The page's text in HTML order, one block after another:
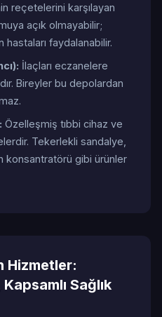
reçetelerini karşılayan
açık olmayabilir;
hastaları faydalanabilir.
İlaçları eczanelere
Bireyler bu depolardan
Özelleşmiş tıbbi cihaz ve
Tekerlekli sandalye,
konsantratörü gibi ürünler
Hizmetler:
Sağlık